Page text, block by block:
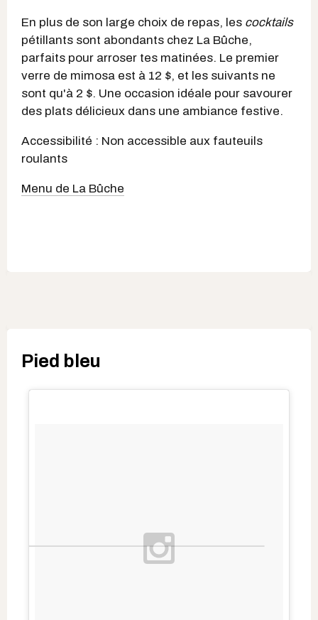
En plus de son large choix de repas, les cocktails
pétillants sont abondants chez La Bûche,
parfaits pour arroser tes matinées. Le premier
verre de mimosa est à 12 $, et les suivants ne
sont qu'à 2 $. Une occasion idéale pour savourer
des plats délicieux dans une ambiance festive.
Accessibilité : Non accessible aux fauteuils
roulants
Menu de La Bûche
Pied bleu